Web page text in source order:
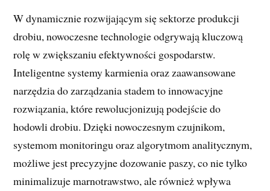
W dynamicznie rozwijającym się sektorze produkcji
drobiu, nowoczesne technologie odgrywają kluczową
rolę w zwiększaniu efektywności gospodarstw.
Inteligentne systemy karmienia oraz zaawansowane
narzędzia do zarządzania stadem to innowacyjne
rozwiązania, które rewolucjonizują podejście do
hodowli drobiu. Dzięki nowoczesnym czujnikom,
systemom monitoringu oraz algorytmom analitycznym,
możliwe jest precyzyjne dozowanie paszy, co nie tylko
minimalizuje marnotrawstwo, ale również wpływa